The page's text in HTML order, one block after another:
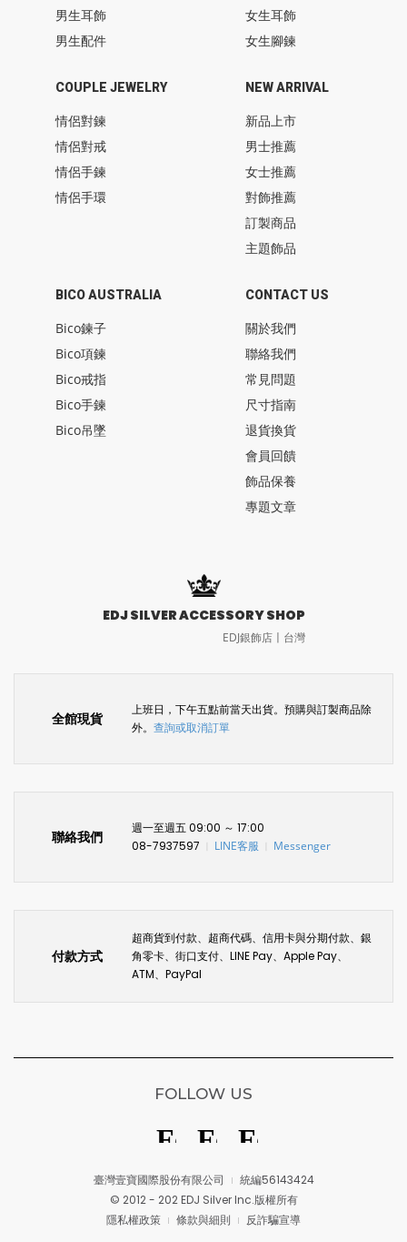
男生耳飾
男生配件
女生耳飾
女生腳鍊
COUPLE JEWELRY
情侶對鍊
情侶對戒
情侶手鍊
情侶手環
BICO AUSTRALIA
Bico鍊子
Bico項鍊
Bico戒指
Bico手鍊
Bico吊墜
NEW ARRIVAL
新品上市
男士推薦
女士推薦
對飾推薦
訂製商品
主題飾品
CONTACT US
關於我們
聯絡我們
常見問題
尺寸指南
退貨換貨
會員回饋
飾品保養
專題文章
EDJ SILVER ACCESSORY SHOP
EDJ銀飾店〡台灣
全館現貨
上班日，下午五點前當天出貨。預購與訂製商品除
外。 查詢或取消訂單
聯絡我們
週一至週五 09:00 ～ 17:00
08-7937597
LINE客服 Messenger
付款方式
超商貨到付款、超商代碼、信用卡與分期付款、銀
角零卡、街口支付、LINE Pay、Apple Pay、
ATM、PayPal
臺灣壹寶國際股份有限公司
統編56143424
© 2012 - 202 EDJ Silver Inc.版權所有
隱私權政策
條款與細則 反詐騙宣導
FOLLOW US